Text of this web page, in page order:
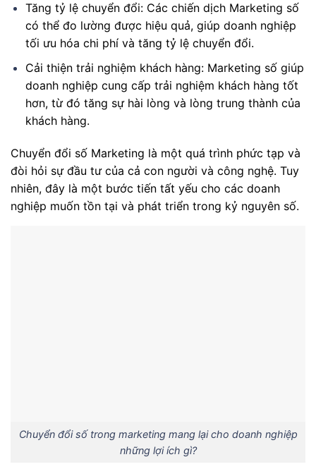
Tăng tỷ lệ chuyển đổi: Các chiến dịch Marketing số
có thể đo lường được hiệu quả, giúp doanh nghiệp
tối ưu hóa chi phí và tăng tỷ lệ chuyển đổi.
Cải thiện trải nghiệm khách hàng: Marketing số giúp
doanh nghiệp cung cấp trải nghiệm khách hàng tốt
hơn, từ đó tăng sự hài lòng và lòng trung thành của
khách hàng.
Chuyển đổi số Marketing là một quá trình phức tạp và
đòi hỏi sự đầu tư của cả con người và công nghệ. Tuy
nhiên, đây là một bước tiến tất yếu cho các doanh
nghiệp muốn tồn tại và phát triển trong kỷ nguyên số.
Chuyển đổi số trong marketing mang lại cho doanh nghiệp
những lợi ích gì?